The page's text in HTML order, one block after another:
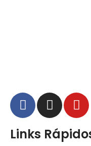
Links